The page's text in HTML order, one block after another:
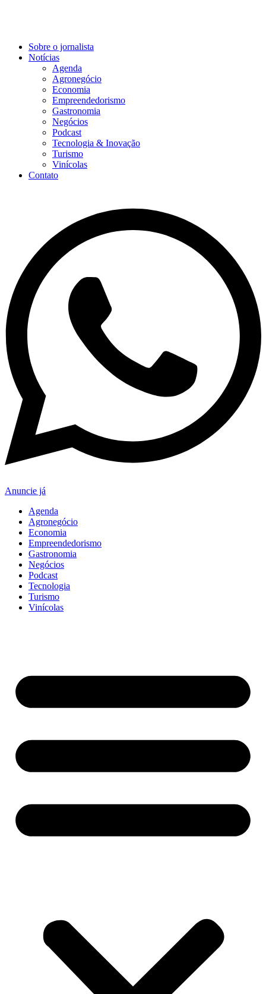
Sobre o jornalista
Notícias
Agenda
Agronegócio
Economia
Empreendedorismo
Gastronomia
Negócios
Podcast
Tecnologia & Inovação
Turismo
Vinícolas
Contato
Anuncie já
Agenda
Agronegócio
Economia
Empreendedorismo
Gastronomia
Negócios
Podcast
Tecnologia
Turismo
Vinícolas